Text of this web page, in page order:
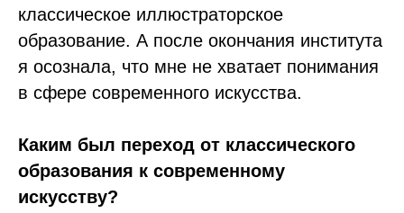
классическое иллюстраторское
образование. А после окончания института
я осознала, что мне не хватает понимания
в сфере современного искусства.
Каким был переход от классического
образования к современному
искусству?